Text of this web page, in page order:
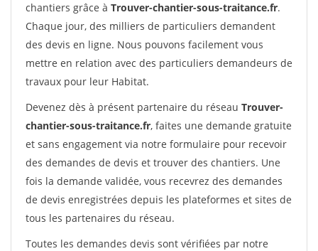
chantiers grâce à Trouver-chantier-sous-traitance.fr.
Chaque jour, des milliers de particuliers demandent
des devis en ligne. Nous pouvons facilement vous
mettre en relation avec des particuliers demandeurs de
travaux pour leur Habitat.
Devenez dès à présent partenaire du réseau Trouver-
chantier-sous-traitance.fr, faites une demande gratuite
et sans engagement via notre formulaire pour recevoir
des demandes de devis et trouver des chantiers. Une
fois la demande validée, vous recevrez des demandes
de devis enregistrées depuis les plateformes et sites de
tous les partenaires du réseau.
Toutes les demandes devis sont vérifiées par notre